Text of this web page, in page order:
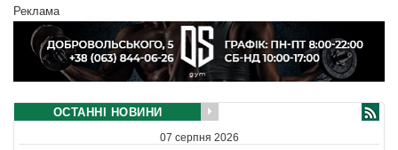
Реклама
ОСТАННІ НОВИНИ
07 серпня 2026